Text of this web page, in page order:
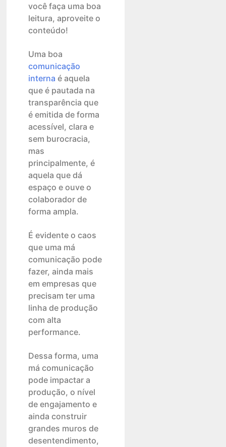
você faça uma boa
leitura, aproveite o
conteúdo!
Uma boa
comunicação
interna é aquela
que é pautada na
transparência que
é emitida de forma
acessível, clara e
sem burocracia,
mas
principalmente, é
aquela que dá
espaço e ouve o
colaborador de
forma ampla.
É evidente o caos
que uma má
comunicação pode
fazer, ainda mais
em empresas que
precisam ter uma
linha de produção
com alta
performance.
Dessa forma, uma
má comunicação
pode impactar a
produção, o nível
de engajamento e
ainda construir
grandes muros de
desentendimento,